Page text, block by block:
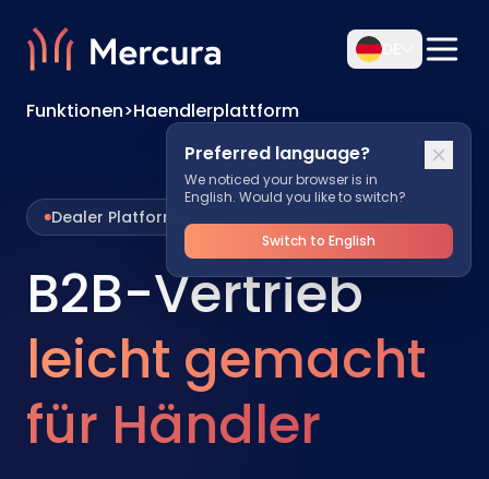
Preferred language?
We noticed your browser is in
English. Would you like to switch?
Switch to English
Funktionen>Haendlerplattform
Dealer Platform
B2B-Vertrieb
leicht gemacht
für Händler